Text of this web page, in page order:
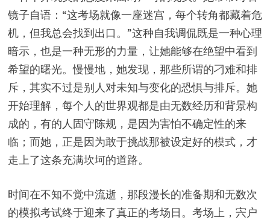
镜子自语：“这考场就像一座迷宫，每个转角都藏着危
机，但我总会找到出口。”这种自我调侃既是一种心理
暗示，也是一种无形的力量，让她能够在绝望中看到
希望的曙光。慢慢地，她发现，那些所谓的刁难和排
斥，其实不过是别人对未知与变化的恐惧与排斥。她
开始理解，每个人的世界观都是由无数经历和背景构
成的，有的人固守陈规，是因为害怕不确定性的来
临；而她，正是因为敢于挑战那被设定好的模式，才
走上了这条充满坎坷的道路。
时间在不知不觉中流逝，那段漫长的准备期和无数次
的模拟考试终于迎来了真正的考场日。考场上，宍户